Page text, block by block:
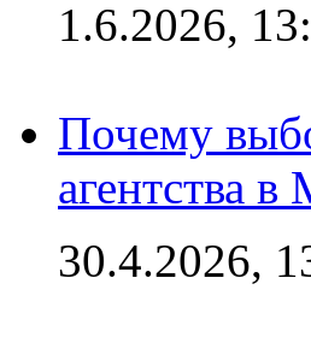
1.6.2026,
Почему
агентства
30.4.2026,